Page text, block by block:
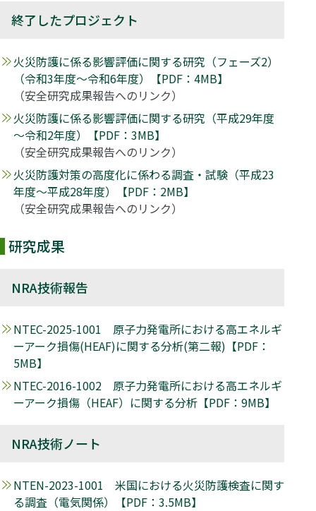
終了したプロジェクト
火災防護に係る影響評価に関する研究（フェーズ2）
（令和3年度～令和6年度）【PDF：4MB】
（安全研究成果報告へのリンク）
火災防護に係る影響評価に関する研究（平成29年度
～令和2年度）【PDF：3MB】
（安全研究成果報告へのリンク）
火災防護対策の高度化に係わる調査・試験（平成23
年度～平成28年度）【PDF：2MB】
（安全研究成果報告へのリンク）
研究成果
NRA技術報告
NTEC-2025-1001 原子力発電所における高エネルギ
ーアーク損傷(HEAF)に関する分析(第二報)【PDF：
5MB】
NTEC-2016-1002 原子力発電所における高エネルギ
ーアーク損傷（HEAF）に関する分析【PDF：9MB】
NRA技術ノート
NTEN-2023-1001 米国における火災防護検査に関す
る調査（電気関係）【PDF：3.5MB】